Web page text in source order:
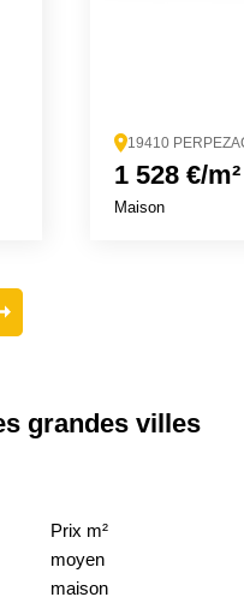
19410
1 528 €/m²
Maison
grandes villes
Prix m²
moyen
maison